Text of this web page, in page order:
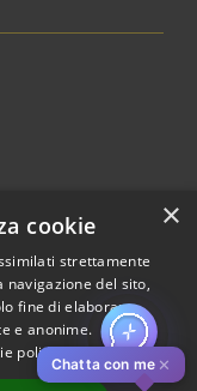
© 2026 • Comune di
• Powered by
Chatta con me ✕
×
cookie
strettamente
del sito,
fine di elaborare
e anonime.
policy al seguentelink